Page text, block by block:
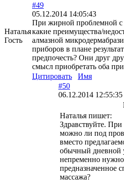
Наталья
Гость
#49
05.12.2014 14:05:43
При жирной проблемной с
какие преимущества/
алмазной
приборов в плане
предпочесть? Они друг
смысл приобретать оба
Цитировать
Имя
#50
06.12.2014 12:55:35
Наталья пишет:
Здравствуйте.
можно ли под
вместо
обычный дневной
непременно нужно
предназначенное
массажа?